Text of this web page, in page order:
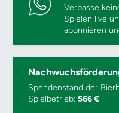
Verpasse
Spielen live
abonnieren
Spendenstand der
Spielbetrieb:566 €